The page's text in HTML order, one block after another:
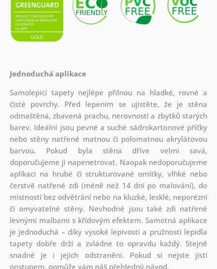
Jednoduchá aplikace
Samolepicí tapety nejlépe přilnou na hladké, rovné a
čisté povrchy. Před lepením se ujistěte, že je stěna
odmaštěná, zbavená prachu, nerovností a zbytků starých
barev. Ideální jsou pevné a suché sádrokartonové příčky
nebo stěny natřené matnou či polomatnou akrylátovou
barvou. Pokud byla stěna dříve velmi savá,
doporučujeme ji napenetrovat. Naopak nedoporučujeme
aplikaci na hrubé či strukturované omítky, vlhké nebo
čerstvě natřené zdi (méně než 14 dní po malování), do
místností bez odvětrání nebo na kluzké, lesklé, neporézní
či omyvatelné stěny. Nevhodné jsou také zdi natřené
levnými malbami s křídovým efektem. Samotná aplikace
je jednoduchá – díky vysoké lepivosti a pružnosti lepidla
tapety dobře drží a zvládne to opravdu každý. Stejně
snadné je i jejich odstranění. Pokud si nejste jistí
postupem, pomůže vám náš přehledný návod.